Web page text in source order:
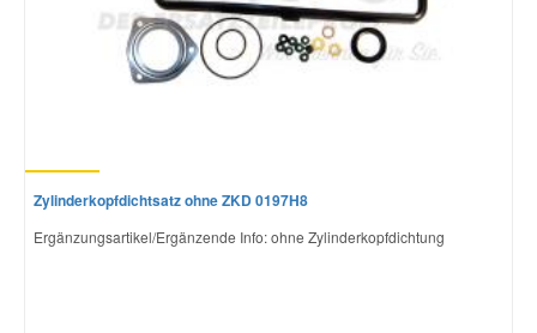
Zylinderkopfdichtsatz ohne ZKD 0197H8
Ergänzungsartikel/Ergänzende Info: ohne Zylinderkopfdichtung